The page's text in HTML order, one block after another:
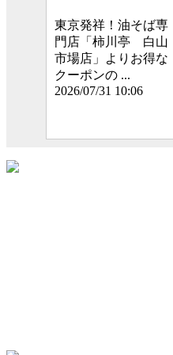
東京発祥！油そば専
門店「柿川亭 白山
市場店」よりお得な
クーポンの ...
2026/07/31 10:06